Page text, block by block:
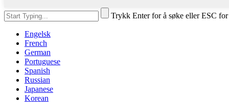
Trykk Enter for å søke eller ESC
Engelsk
French
German
Portuguese
Spanish
Russian
Japanese
Korean